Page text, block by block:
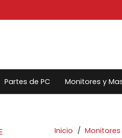
Partes de PC Monitores y
Inicio / Monitores